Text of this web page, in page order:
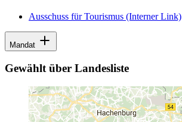
Ausschuss für Tourismus (Interner Link)
Mandat
Gewählt über Landesliste